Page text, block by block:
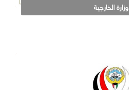
وزارة الخارجية